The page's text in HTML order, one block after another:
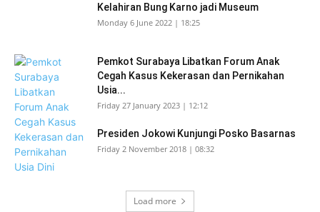
Kelahiran Bung Karno jadi Museum
Monday 6 June 2022 | 18:25
Pemkot Surabaya Libatkan Forum Anak
Cegah Kasus Kekerasan dan Pernikahan
Usia...
Friday 27 January 2023 | 12:12
Presiden Jokowi Kunjungi Posko Basarnas
Friday 2 November 2018 | 08:32
Load more